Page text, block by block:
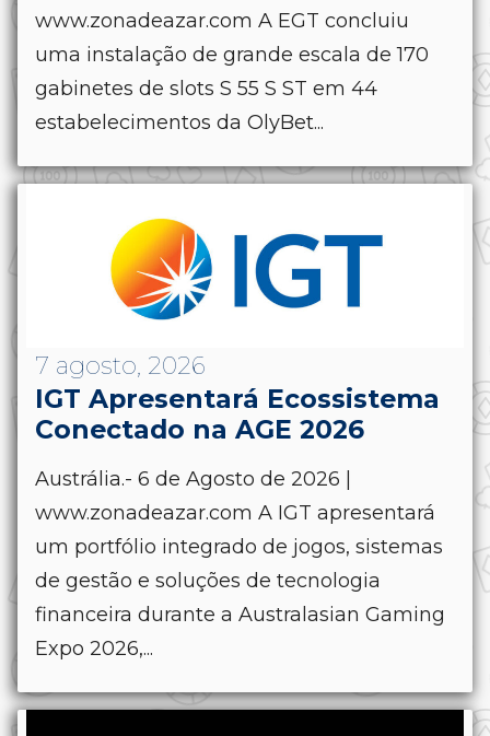
www.zonadeazar.com A EGT concluiu
uma instalação de grande escala de 170
gabinetes de slots S 55 S ST em 44
estabelecimentos da OlyBet...
7 agosto, 2026
IGT Apresentará Ecossistema
Conectado na AGE 2026
Austrália.- 6 de Agosto de 2026 |
www.zonadeazar.com A IGT apresentará
um portfólio integrado de jogos, sistemas
de gestão e soluções de tecnologia
financeira durante a Australasian Gaming
Expo 2026,...